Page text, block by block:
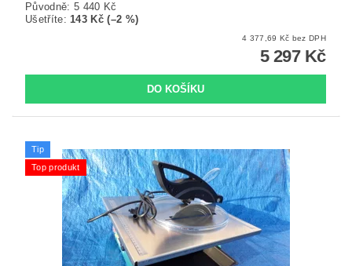
Původně: 5 440 Kč
Ušetříte:143 Kč (–2 %)
4 377,69 Kč bez DPH
5 297 Kč
Tip
Top produkt